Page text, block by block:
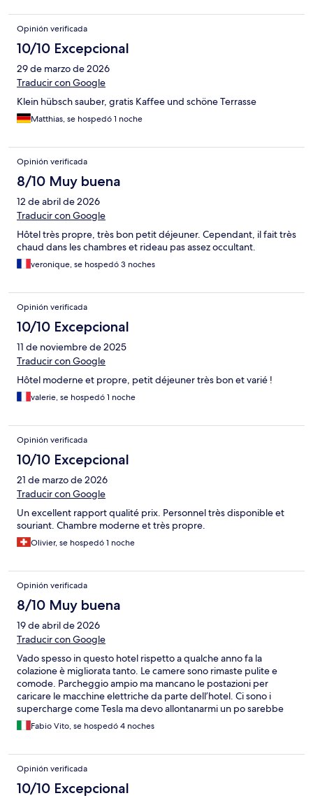
Opinión verificada
10/10 Excepcional
29 de marzo de 2026
Traducir con Google
Klein hübsch sauber, gratis Kaffee und schöne Terrasse
Matthias, se hospedó 1 noche
Opinión verificada
8/10 Muy buena
12 de abril de 2026
Traducir con Google
Hôtel très propre, très bon petit déjeuner. Cependant, il fait très
chaud dans les chambres et rideau pas assez occultant.
veronique, se hospedó 3 noches
Opinión verificada
10/10 Excepcional
11 de noviembre de 2025
Traducir con Google
Hôtel moderne et propre, petit déjeuner très bon et varié !
valerie, se hospedó 1 noche
Opinión verificada
10/10 Excepcional
21 de marzo de 2026
Traducir con Google
Un excellent rapport qualité prix. Personnel très disponible et
souriant. Chambre moderne et très propre.
Olivier, se hospedó 1 noche
Opinión verificada
8/10 Muy buena
19 de abril de 2026
Traducir con Google
Vado spesso in questo hotel rispetto a qualche anno fa la
colazione è migliorata tanto. Le camere sono rimaste pulite e
comode. Parcheggio ampio ma mancano le postazioni per
caricare le macchine elettriche da parte dell’hotel. Ci sono i
supercharge come Tesla ma devo allontanarmi un po sarebbe
comodo averla nel posto dove soggiorno.
Fabio Vito, se hospedó 4 noches
Opinión verificada
10/10 Excepcional